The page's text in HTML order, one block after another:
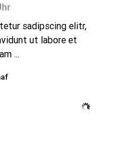
sadipscing elitr,
ut labore et
...